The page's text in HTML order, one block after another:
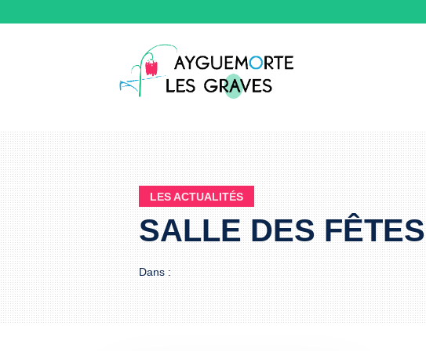
LES ACTUALITÉS
SALLE DES FÊTES
Dans :